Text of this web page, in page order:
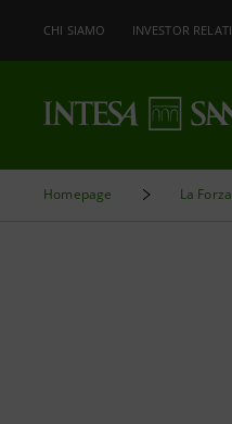
CHI SIAMO INVESTOR
Homepage La